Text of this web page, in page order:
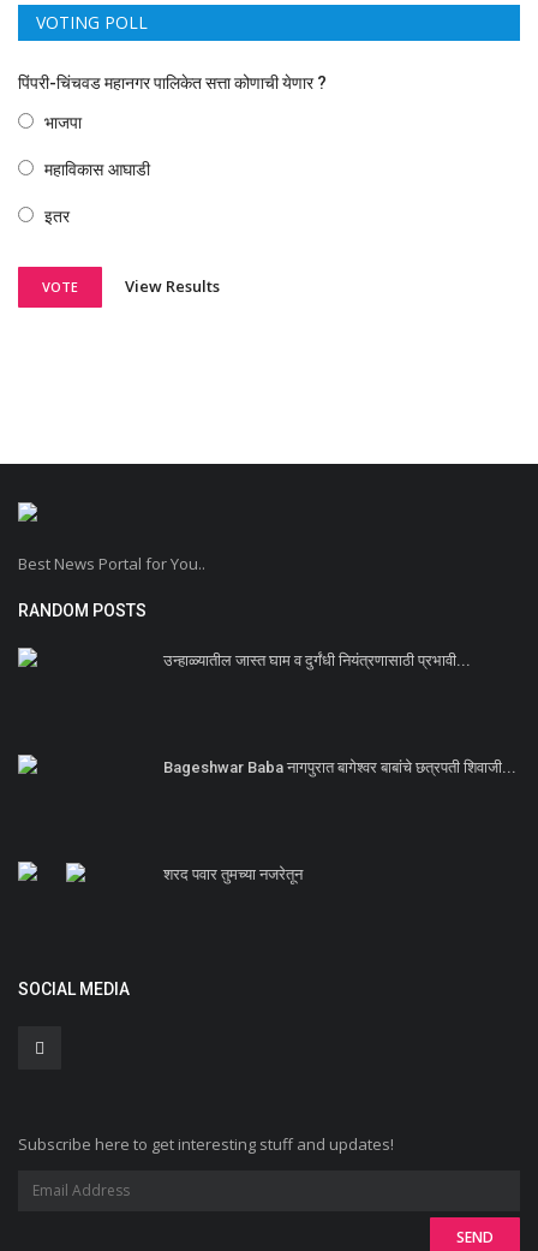
VOTING POLL
पिंपरी-चिंचवड महानगर पालिकेत सत्ता कोणाची येणार ?
भाजपा
महाविकास आघाडी
इतर
VOTE View Results
Best News Portal for You..
RANDOM POSTS
उन्हाळ्यातील जास्त घाम व दुर्गंधी नियंत्रणासाठी प्रभावी...
Bageshwar Baba नागपुरात बागेश्वर बाबांचे छत्रपती शिवाजी...
शरद पवार तुमच्या नजरेतून
SOCIAL MEDIA
Subscribe here to get interesting stuff and updates!